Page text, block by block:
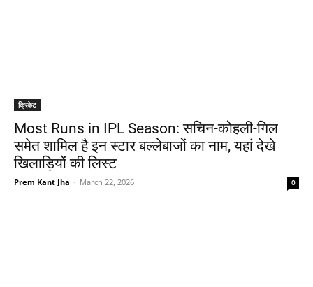
क्रिकेट
Most Runs in IPL Season: सचिन-कोहली-गिल
समेत शामिल है इन स्टार बल्लेबाजों का नाम, यहां देखे
खिलाड़ियों की लिस्ट
Prem Kant Jha - March 22, 2026 0